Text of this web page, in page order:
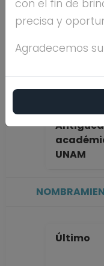
Máximo
UNAM
Último
con el fin de
precisa y
Agradecemos